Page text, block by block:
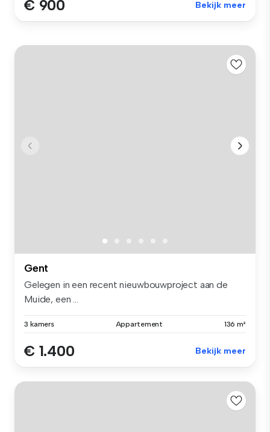
€ 900 Bekijk meer
Gent
Gelegen in een recent nieuwbouwproject aan de
Muide, een ...
3 kamers Appartement 136 m²
€ 1.400 Bekijk meer